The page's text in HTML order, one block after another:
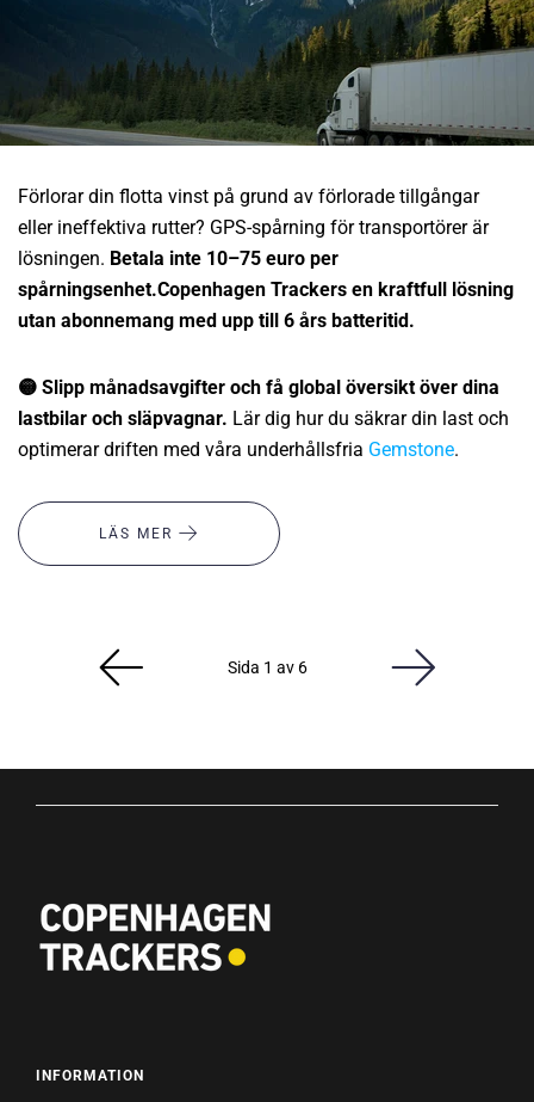
Förlorar din flotta vinst på grund av förlorade tillgångar
eller ineffektiva rutter? GPS-spårning för transportörer är
lösningen. Betala inte 10–75 euro per
spårningsenhet.Copenhagen Trackers en kraftfull lösning
utan abonnemang med upp till 6 års batteritid.
🟡 Slipp månadsavgifter och få global översikt över dina
lastbilar och släpvagnar. Lär dig hur du säkrar din last och
optimerar driften med våra underhållsfria Gemstone.
LÄS MER
Sida 1 av 6
INFORMATION